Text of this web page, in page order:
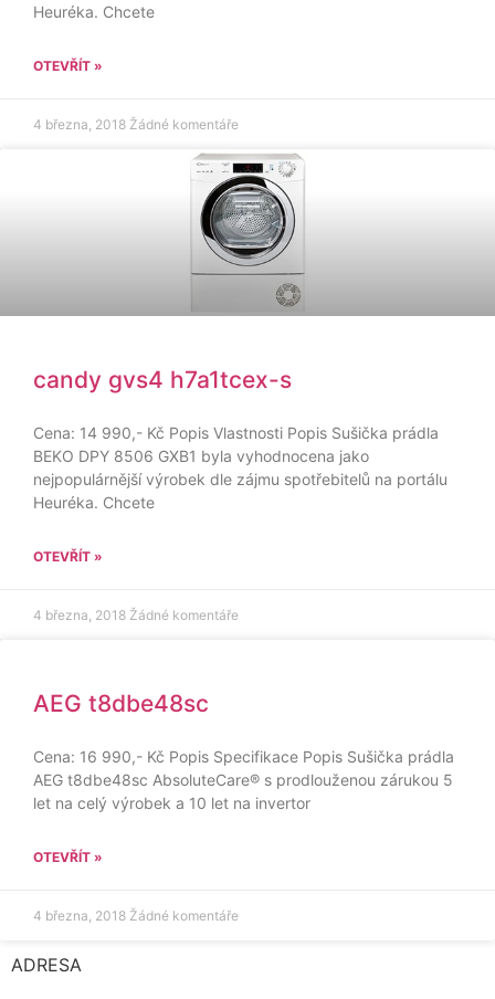
Heuréka. Chcete
OTEVŘÍT »
4 března, 2018 Žádné komentáře
candy gvs4 h7a1tcex-s
Cena: 14 990,- Kč Popis Vlastnosti Popis Sušička prádla
BEKO DPY 8506 GXB1 byla vyhodnocena jako
nejpopulárnější výrobek dle zájmu spotřebitelů na portálu
Heuréka. Chcete
OTEVŘÍT »
4 března, 2018 Žádné komentáře
AEG t8dbe48sc
Cena: 16 990,- Kč Popis Specifikace Popis Sušička prádla
AEG t8dbe48sc AbsoluteCare® s prodlouženou zárukou 5
let na celý výrobek a 10 let na invertor
OTEVŘÍT »
4 března, 2018 Žádné komentáře
ADRESA